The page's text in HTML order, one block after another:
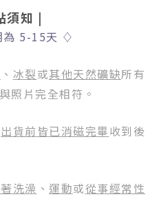
須知 |
為 5-15天 ♢
、 冰裂或其他天然礦缺所有
照片完全相符。
出貨前皆已消磁完畢收到後
洗澡 、 運動或從事經常性